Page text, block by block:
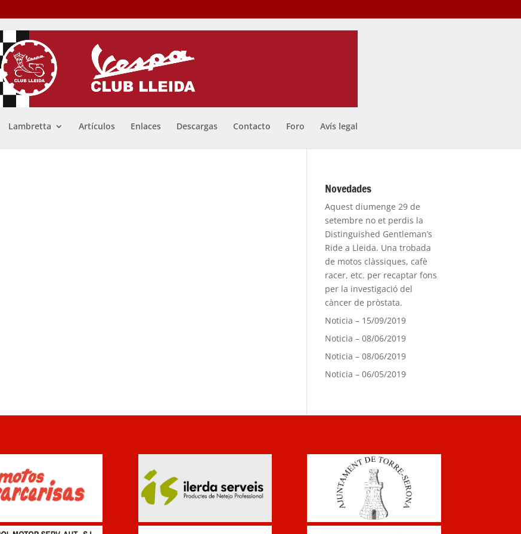
Lambretta Artículos Enlaces Descargas Contacto Foro Avís legal
Novedades
Aquest diumenge 29 de
setembre no et perdis la
Distinguished Gentleman’s
Ride a Lleida. Una trobada
de motos clàssiques, cafè
racer, etc. per recaptar fons
per la investigació del
càncer de pròstata.
Noticia – 15/09/2019
Noticia – 08/06/2019
Noticia – 08/06/2019
Noticia – 06/05/2019